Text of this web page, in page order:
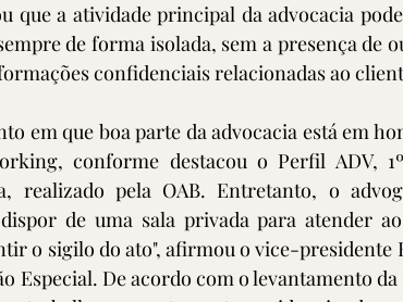
que a atividade principal da advocacia
de forma isolada, sem a presença de
confidenciais relacionadas ao
em que boa parte da advocacia está em
conforme destacou o Perfil ADV,
realizado pela OAB. Entretanto, o
de uma sala privada para atender
o sigilo do ato", afirmou o vice-presidente
Especial. De acordo com o levantamento da